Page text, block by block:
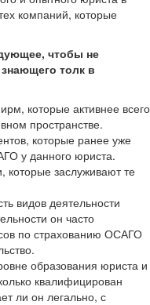
компаний, которые
чтобы не
толк в
которые активнее всего
пространстве.
которые ранее уже
у данного юриста.
заслуживают те
видов деятельности
он часто
по страхованию ОСАГО
образования юриста и
квалифицирован
ли он легально, с